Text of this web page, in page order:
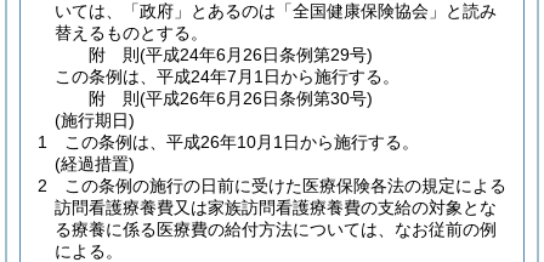
いては、「政府」とあるのは「全国健康保険協会」と読み
替えるものとする。
附 則(平成24年6月26日条例第29号)
この条例は、平成24年7月1日から施行する。
附 則(平成26年6月26日条例第30号)
(施行期日)
1
この条例は、平成26年10月1日から施行する。
(経過措置)
2
この条例の施行の日前に受けた医療保険各法の規定による
訪問看護療養費又は家族訪問看護療養費の支給の対象とな
る療養に係る医療費の給付方法については、なお従前の例
による。